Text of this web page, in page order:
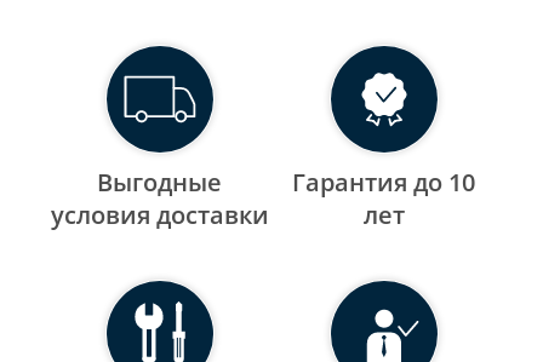
Выгодные
уcловия доставки
Гарантия до 10
лет